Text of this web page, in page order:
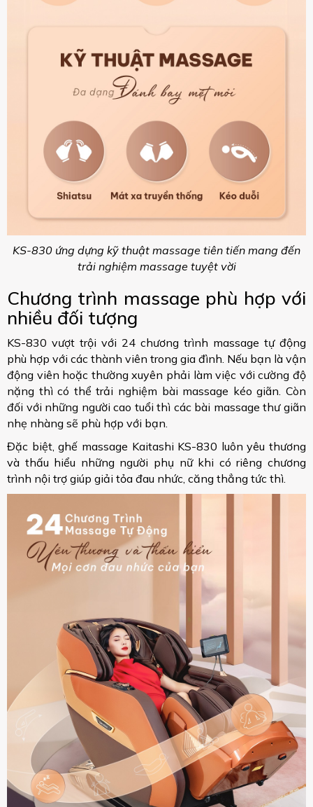
KS-830 ứng dựng kỹ thuật massage tiên tiến mang đến
trải nghiệm massage tuyệt vời
Chương trình massage phù hợp với
nhiều đối tượng
KS-830 vượt trội với 24 chương trình massage tự động
phù hợp với các thành viên trong gia đình. Nếu bạn là vận
động viên hoặc thường xuyên phải làm việc với cường độ
nặng thì có thể trải nghiệm bài massage kéo giãn. Còn
đối với những người cao tuổi thì các bài massage thư giãn
nhẹ nhàng sẽ phù hợp với bạn.
Đặc biệt, ghế massage Kaitashi KS-830 luôn yêu thương
và thấu hiểu những người phụ nữ khi có riêng chương
trình nội trợ giúp giải tỏa đau nhức, căng thẳng tức thì.